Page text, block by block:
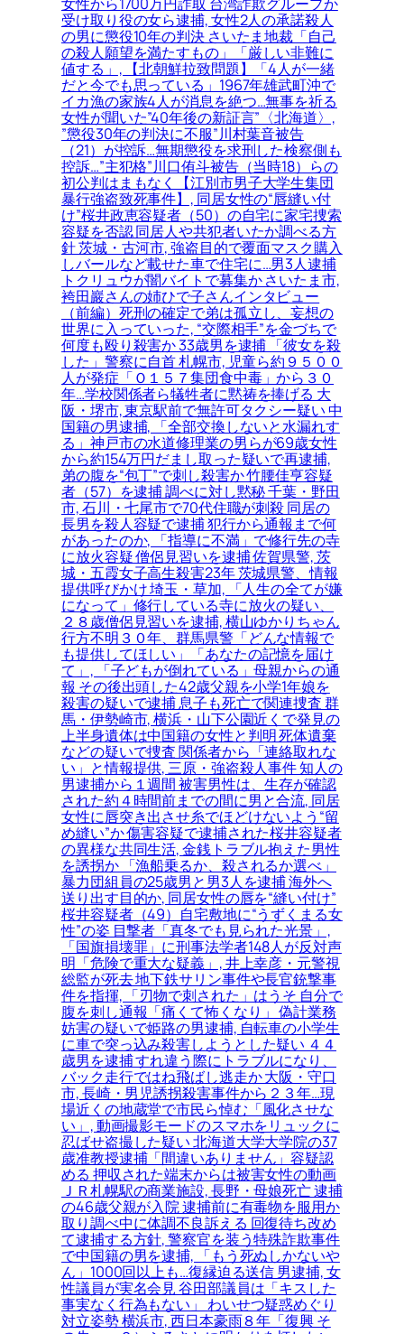
受け取り役の女ら逮捕, 女性2人の承諾殺人
の男に懲役10年の判決 さいたま地裁「自己
の殺人願望を満たすもの」「厳しい非難に
値する」, 【北朝鮮拉致問題】「4人が一緒
だと今でも思っている」1967年雄武町沖で
イカ漁の家族4人が消息を絶つ…無事を祈る
女性が聞いた”40年後の新証言”〈北海道〉,
”懲役30年の判決に不服”川村葉音被告
（21）が控訴…無期懲役を求刑した検察側も
控訴…”主犯格”川口侑斗被告（当時18）らの
初公判はまもなく【江別市男子大学生集団
暴行強盗致死事件】, 同居女性の“唇縫い付
け”桜井政恵容疑者（50）の自宅に家宅捜索
容疑を否認 同居人や共犯者いたか調べる方
針 茨城・古河市, 強盗目的で覆面マスク購入
しバールなど載せた車で住宅に…男3人逮捕
トクリュウが闇バイトで募集か さいたま市,
袴田巖さんの姉ひで子さんインタビュー
（前編）死刑の確定で弟は孤立し、妄想の
世界に入っていった, “交際相手”を金づちで
何度も殴り殺害か 33歳男を逮捕 「彼女を殺
した」警察に自首 札幌市, 児童ら約９５００
人が発症「Ｏ１５７集団食中毒」から３０
年…学校関係者ら犠牲者に黙祷を捧げる 大
阪・堺市, 東京駅前で無許可タクシー疑い 中
国籍の男逮捕, 「全部交換しないと水漏れす
る」神戸市の水道修理業の男らが69歳女性
から約154万円だまし取った疑いで再逮捕,
弟の腹を“包丁”で刺し殺害か 竹腰佳亨容疑
者（57）を逮捕 調べに対し黙秘 千葉・野田
市, 石川・七尾市で70代住職が刺殺 同居の
長男を殺人容疑で逮捕 犯行から通報まで何
があったのか, 「指導に不満」で修行先の寺
に放火容疑 僧侶見習いを逮捕 佐賀県警, 茨
城・五霞女子高生殺害23年 茨城県警、情報
提供呼びかけ 埼玉・草加, 「人生の全てが嫌
になって」修行している寺に放火の疑い、
２８歳僧侶見習いを逮捕, 横山ゆかりちゃん
行方不明３０年、群馬県警「どんな情報で
も提供してほしい」「あなたの記憶を届け
て」, 「子どもが倒れている」母親からの通
報 その後出頭した42歳父親を小学1年娘を
殺害の疑いで逮捕 息子も死亡で関連捜査 群
馬・伊勢崎市, 横浜・山下公園近くで発見の
上半身遺体は中国籍の女性と判明 死体遺棄
などの疑いで捜査 関係者から「連絡取れな
い」と情報提供, 三原・強盗殺人事件 知人の
男逮捕から１週間 被害男性は、生存が確認
された約４時間前までの間に男と合流, 同居
女性に唇突き出させ糸でほどけないよう“留
め縫い”か 傷害容疑で逮捕された桜井容疑者
の異様な共同生活, 金銭トラブル抱えた男性
を誘拐か 「漁船乗るか、殺されるか選べ」
暴力団組員の25歳男と男3人を逮捕 海外へ
送り出す目的か, 同居女性の唇を“縫い付け”
桜井容疑者（49）自宅敷地に“うずくまる女
性”の姿 目撃者「真冬でも見られた光景」,
「国旗損壊罪」に刑事法学者148人が反対声
明「危険で重大な疑義」, 井上幸彦・元警視
総監が死去 地下鉄サリン事件や長官銃撃事
件を指揮, 「刃物で刺された」はうそ 自分で
腹を刺し通報「痛くて怖くなり」 偽計業務
妨害の疑いで姫路の男逮捕, 自転車の小学生
に車で突っ込み殺害しようとした疑い ４４
歳男を逮捕 すれ違う際にトラブルになり、
バック走行ではね飛ばし逃走か 大阪・守口
市, 長崎・男児誘拐殺害事件から２３年…現
場近くの地蔵堂で市民ら悼む「風化させな
い」, 動画撮影モードのスマホをリュックに
忍ばせ盗撮した疑い 北海道大学大学院の37
歳准教授逮捕「間違いありません」容疑認
める 押収された端末からは被害女性の動画
ＪＲ札幌駅の商業施設, 長野・母娘死亡 逮捕
の46歳父親が入院 逮捕前に有毒物を服用か
取り調べ中に体調不良訴える 回復待ち改め
て逮捕する方針, 警察官を装う特殊詐欺事件
で中国籍の男を逮捕, 「もう死ぬしかないや
ん」1000回以上も…復縁迫る送信 男逮捕, 女
性議員が実名会見 谷田部議員は「キスした
事実なく行為もない」 わいせつ疑惑めぐり
対立姿勢 横浜市, 西日本豪雨８年「復興 そ